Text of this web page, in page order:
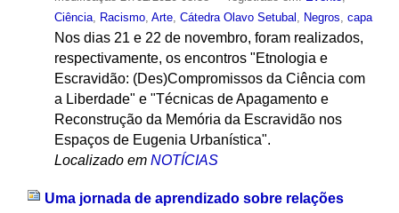
Ciência, Racismo, Arte, Cátedra Olavo Setubal , Negros, capa
Nos dias 21 e 22 de novembro, foram realizados,
respectivamente, os encontros "Etnologia e
Escravidão: (Des)Compromissos da Ciência com
a Liberdade" e "Técnicas de Apagamento e
Reconstrução da Memória da Escravidão nos
Espaços de Eugenia Urbanística".
Localizado em NOTÍCIAS
Uma jornada de aprendizado sobre relações